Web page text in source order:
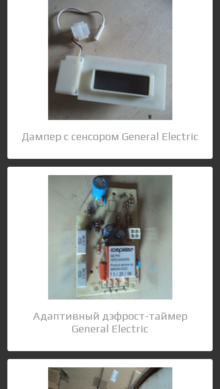
Дампер с сенсором General Electric
Адаптивный дэфрост-таймер
General Electric